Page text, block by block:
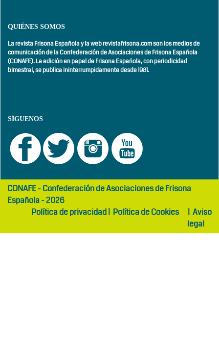
QUIÉNES SOMOS
La revista Frisona Española y la web revistafrisona.com son los medios de
comunicación de la Confederación de Asociaciones de Frisona Española
(CONAFE). La edición en papel de Frisona Española, conperiodicidad
bimestral,se publica ininterrumpidamente desde 1981.
SÍGUENOS
girls
abaya
maltepe
otelCONAFE - Confederación de Asociaciones de Frisona
Española - 2026
Política de privacidad| Política de Cookies | Aviso
legal